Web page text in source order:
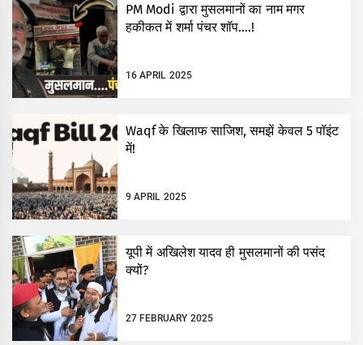
PM Modi द्वारा मुसलमानों का नाम मगर
हकीकत में शर्मा पंचर शॉप….!
16 APRIL 2025
Waqf के खिलाफ साजिश, समझें केवल 5 पॉइंट
में!
9 APRIL 2025
यूपी में अखिलेश यादव ही मुसलमानों की पसंद
क्यों?
27 FEBRUARY 2025